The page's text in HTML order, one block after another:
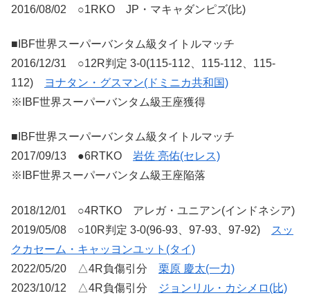
2016/08/02 ○1RKO JP・マキャダンピズ(比)
■IBF世界スーパーバンタム級タイトルマッチ
2016/12/31 ○12R判定 3-0(115-112、115-112、115-
112)
ヨナタン・グスマン(ドミニカ共和国)
※IBF世界スーパーバンタム級王座獲得
■IBF世界スーパーバンタム級タイトルマッチ
2017/09/13 ●6RTKO 岩佐 亮佑(セレス)
※IBF世界スーパーバンタム級王座陥落
2018/12/01 ○4RTKO アレガ・ユニアン(インドネシア)
2019/05/08 ○10R判定 3-0(96-93、97-93、97-92)
スッ
クカセーム・キャッヨンユット(タイ)
2022/05/20 △4R負傷引分 栗原 慶太(一力)
2023/10/12 △4R負傷引分
ジョンリル・カシメロ(比)